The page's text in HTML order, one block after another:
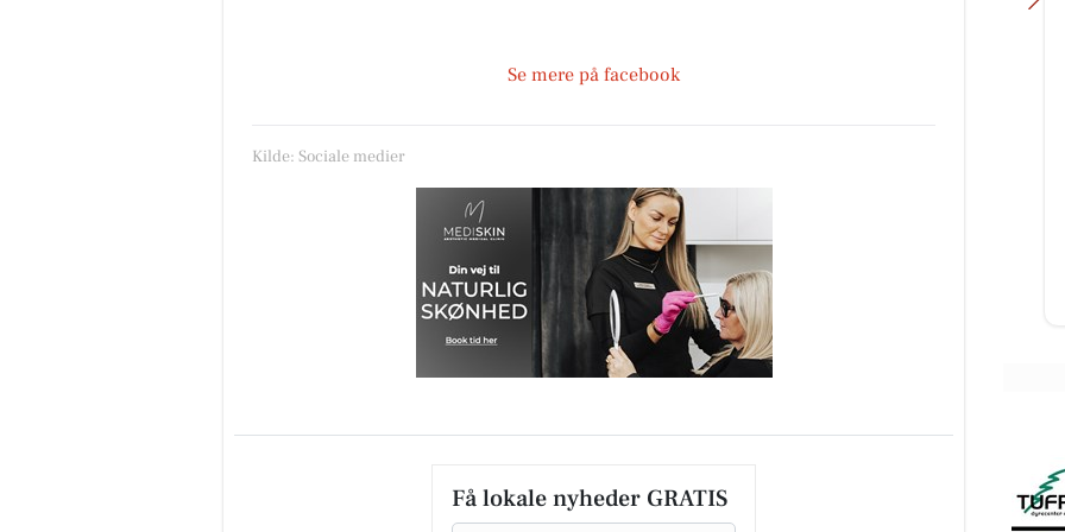
Se mere på facebook
Kilde: Sociale medier
Få lokale nyheder GRATIS
✨ Der findes sjældent én
behandling, der kan det hele.
Derfor kombinerer vi ofte
forskellige behandlingsformer for
Skousen Kolding 💥 Vi står klar til
Åbn opslaget